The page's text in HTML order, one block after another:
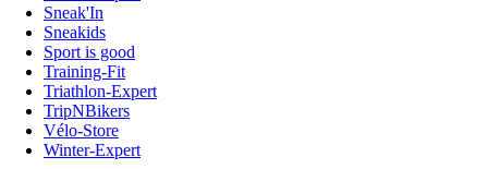
Sneak'In
Sneakids
Sport is good
Training-Fit
Triathlon-Expert
TripNBikers
Vélo-Store
Winter-Expert